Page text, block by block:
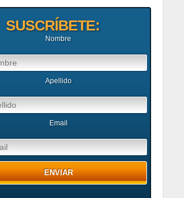
SUSCRÍBETE:
Nombre
Apellido
Email